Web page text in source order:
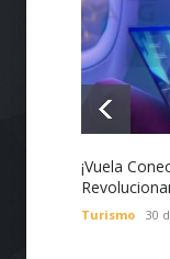
¡Vuela
Turismo 30